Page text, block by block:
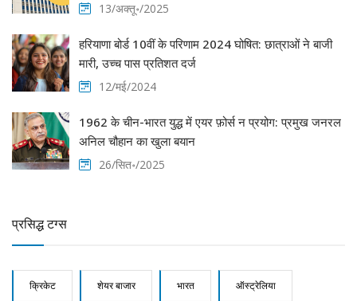
13/अक्तू॰/2025
हरियाणा बोर्ड 10वीं के परिणाम 2024 घोषित: छात्राओं ने बाजी
मारी, उच्च पास प्रतिशत दर्ज
12/मई/2024
1962 के चीन-भारत युद्ध में एयर फ़ोर्स न प्रयोग: प्रमुख जनरल
अनिल चौहान का खुला बयान
26/सित॰/2025
प्रसिद्ध टग्स
क्रिकेट शेयर बाजार भारत ऑस्ट्रेलिया